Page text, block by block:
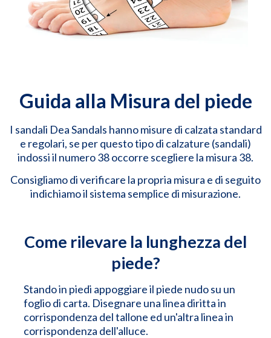
Guida alla Misura del piede
I sandali Dea Sandals hanno misure di calzata standard
e regolari, se per questo tipo di calzature (sandali)
indossi il numero 38 occorre scegliere la misura 38.
Consigliamo di verificare la propria misura e di seguito
indichiamo il sistema semplice di misurazione.
Come rilevare la lunghezza del
piede?
Stando in piedi appoggiare il piede nudo su un
foglio di carta. Disegnare una linea diritta in
corrispondenza del tallone ed un'altra linea in
corrispondenza dell'alluce.